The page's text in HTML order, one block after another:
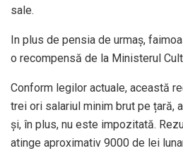
sale.
In plus de pensia de urmaș,
o recompensă de la Ministerul
Conform legilor actuale, această
trei ori salariul minim brut pe țară,
și, în plus, nu este impozitată.
atinge aproximativ 9000 de lei